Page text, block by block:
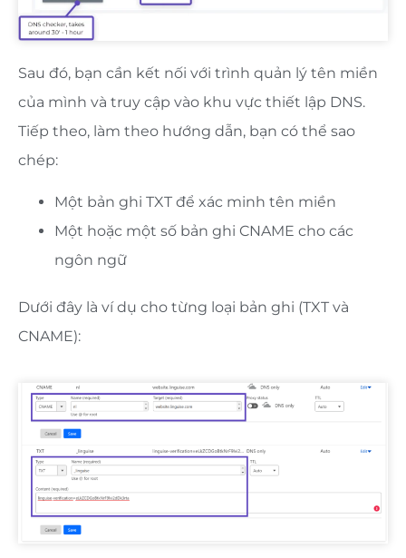
Sau đó, bạn cần kết nối với trình quản lý tên miền
của mình và truy cập vào khu vực thiết lập DNS.
Tiếp theo, làm theo hướng dẫn, bạn có thể sao
chép:
Một bản ghi TXT để xác minh tên miền
Một hoặc một số bản ghi CNAME cho các
ngôn ngữ
Dưới đây là ví dụ cho từng loại bản ghi (TXT và
CNAME):